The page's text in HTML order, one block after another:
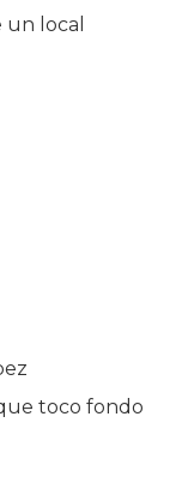
un local
toco fondo